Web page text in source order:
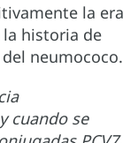
la era
historia de
neumococo.
cuando se